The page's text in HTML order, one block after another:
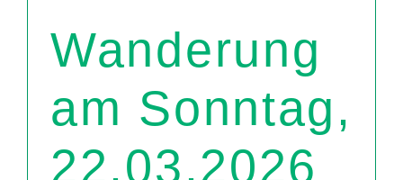
Wanderung
am Sonntag,
22.03.2026